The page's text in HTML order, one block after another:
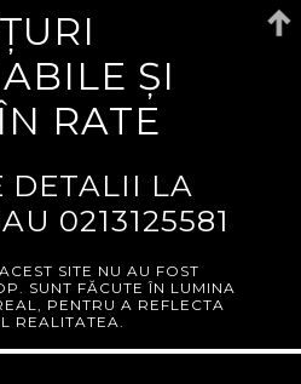
ȘI
RATE
DETALII LA
0213125581
SITE NU AU FOST
SUNT FĂCUTE ÎN LUMINA
PENTRU A REFLECTA
REALITATEA.